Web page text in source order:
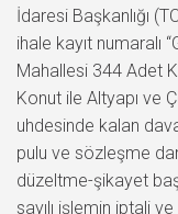
İdaresi Başkanlığı
ihale kayıt numaralı
Mahallesi 344 Adet
Konut ile Altyapı ve
uhdesinde kalan
pulu ve sözleşme
düzeltme-şikayet
sayılı işlemin iptali